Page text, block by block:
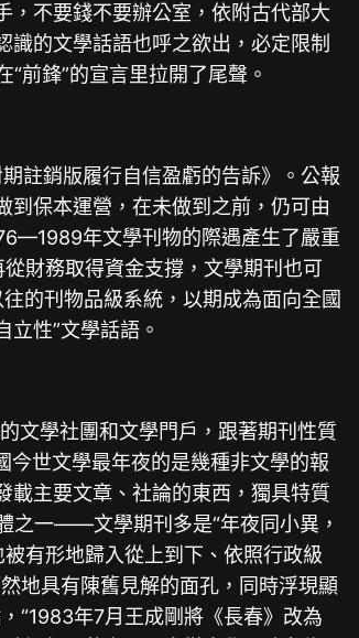
，不要錢不要辦公室，依附古代部大
的文學話語也呼之欲出，必定限制
前鋒”的宣言里拉開了尾聲。
註銷版履行自信盈虧的告訴》。公報
到保本運營，在未做到之前，仍可由
年文學刊物的際遇產生了嚴重
財務取得資金支撐，文學期刊也可
的刊物品級系統，以期成為面向全國
性”文學話語。
文學社團和文學門戶，跟著期刊性質
世文學最年夜的是幾種非文學的報
載主要文章、社論的東西，獨具特質
之一——文學期刊多是“年夜同小異，
有形地歸入從上到下、依照行政級
地具有陳舊見解的面孔，同時浮現顯
“1983年7月王成剛將《長春》改為